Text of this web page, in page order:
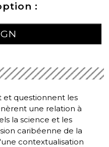
:
et questionnent les
une relation à
la science et les
caribéenne de la
contextualisation